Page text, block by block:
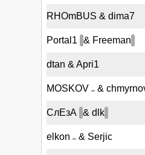
RHOmBUS & dima7
Portal1 & Freeman
dtan & Apri1
MOSKOV &
СлЕзА & dlk
elkon & Serjic